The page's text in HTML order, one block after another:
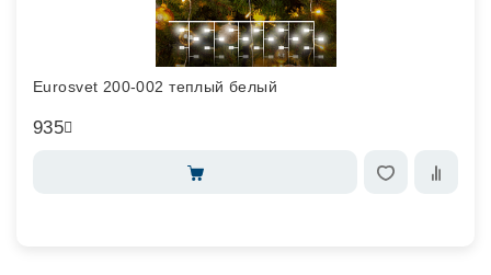
Eurosvet 200-002 теплый белый
935